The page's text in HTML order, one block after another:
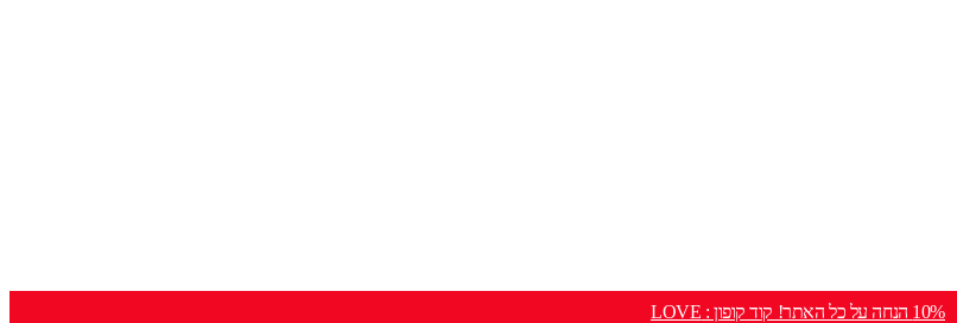
10% הנחה על כל האתר! קוד קופון : LOVE